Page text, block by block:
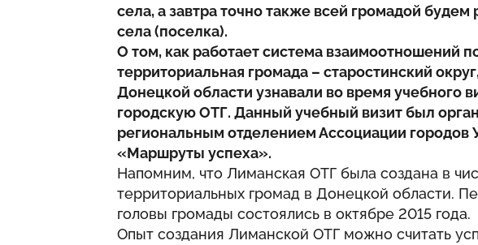
села, а завтра точно также всей громадой
села (поселка).
О том, как работает система взаимоотношений
территориальная громада – старостинский
Донецкой области узнавали во время учебного
городскую ОТГ. Данный учебный визит был
региональным отделением Ассоциации
«Маршруты успеха».
Напомним, что Лиманская ОТГ была создана в
территориальных громад в Донецкой области.
головы громады состоялись в октябре 2015 года.
Опыт создания Лиманской ОТГ можно считать